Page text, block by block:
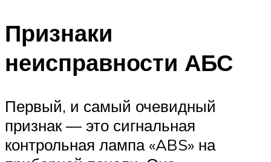
Признаки
неисправности АБС
Первый, и самый очевидный
признак — это сигнальная
контрольная лампа «ABS» на